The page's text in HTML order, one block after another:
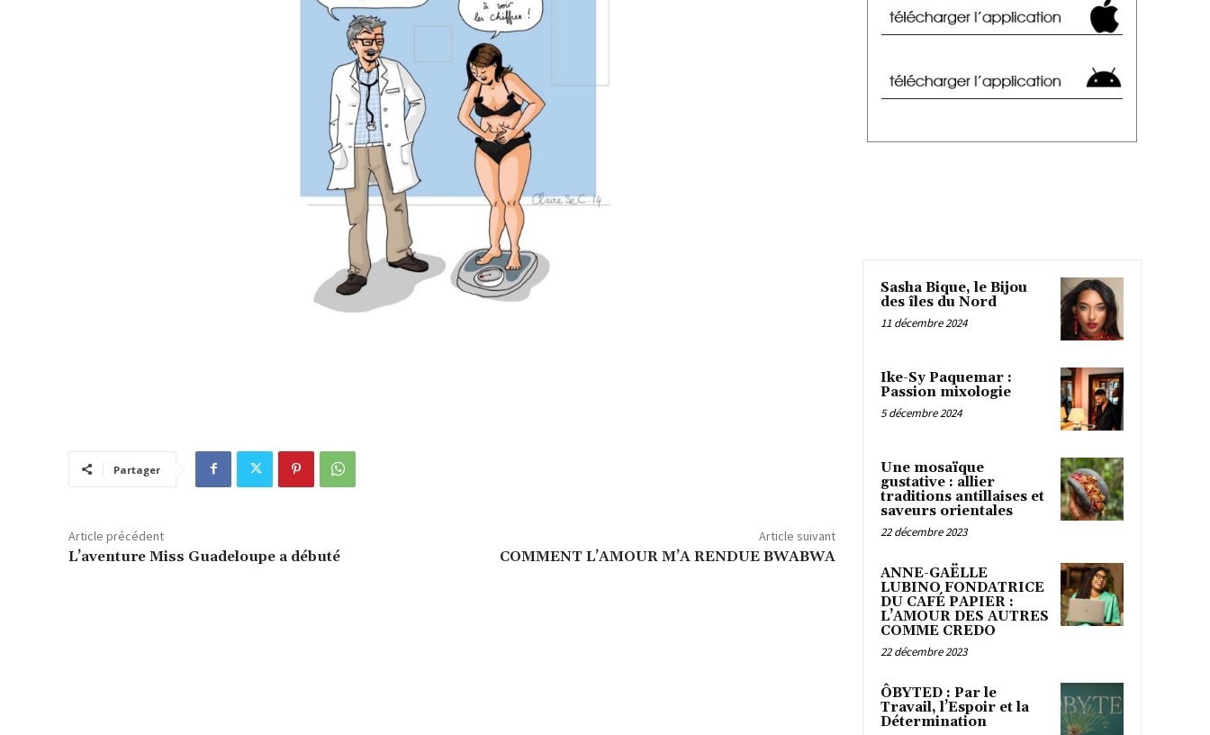
Partager
Article précédent
L’aventure Miss Guadeloupe a débuté
Article suivant
COMMENT L’AMOUR M’A RENDUE BWABWA
Sasha Bique, le Bijou
des îles du Nord
11 décembre 2024
Ike-Sy Paquemar :
Passion mixologie
5 décembre 2024
Une mosaïque
gustative : allier
traditions antillaises et
saveurs orientales
22 décembre 2023
ANNE-GAËLLE
LUBINO FONDATRICE
DU CAFÉ PAPIER :
L’AMOUR DES AUTRES
COMME CREDO
22 décembre 2023
ÔBYTED : Par le
Travail, l’Espoir et la
Détermination